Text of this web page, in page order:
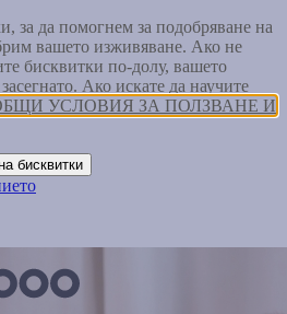
за да помогнем за подобряване на
вашето изживяване. Ако не
бисквитки по-долу, вашето
Ако искате да научите
УСЛОВИЯ ЗА ПОЛЗВАНЕ И
бисквитки